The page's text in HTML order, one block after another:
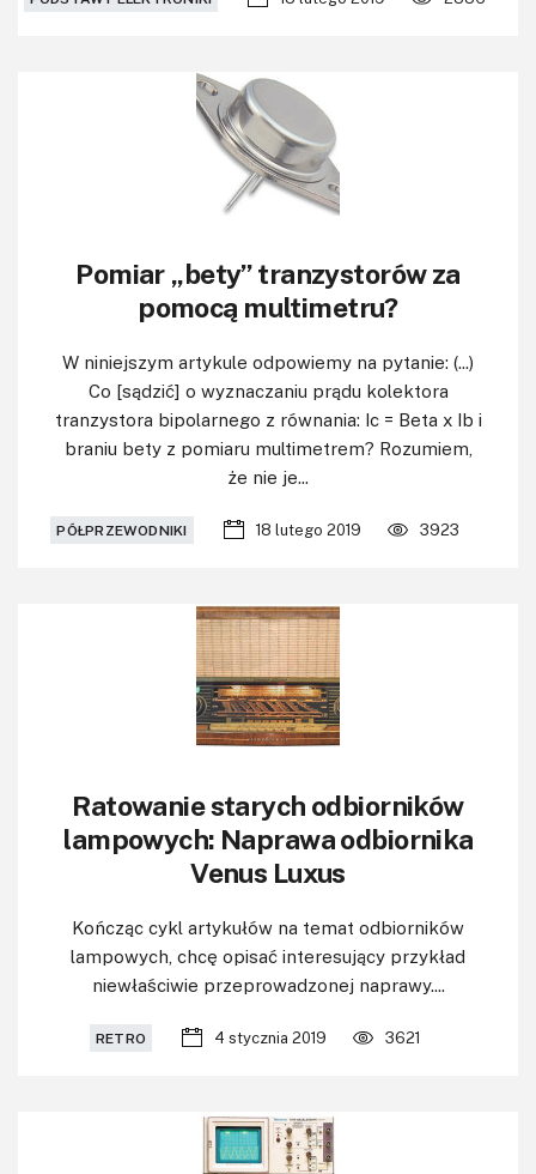
Pomiar „bety” tranzystorów za
pomocą multimetru?
W niniejszym artykule odpowiemy na pytanie: (...)
Co [sądzić] o wyznaczaniu prądu kolektora
tranzystora bipolarnego z równania: Ic = Beta x Ib i
braniu bety z pomiaru multimetrem? Rozumiem,
że nie je...
PÓŁPRZEWODNIKI 18 lutego 2019 3923
Ratowanie starych odbiorników
lampowych: Naprawa odbiornika
Venus Luxus
Kończąc cykl artykułów na temat odbiorników
lampowych, chcę opisać interesujący przykład
niewłaściwie przeprowadzonej naprawy....
RETRO 4 stycznia 2019 3621